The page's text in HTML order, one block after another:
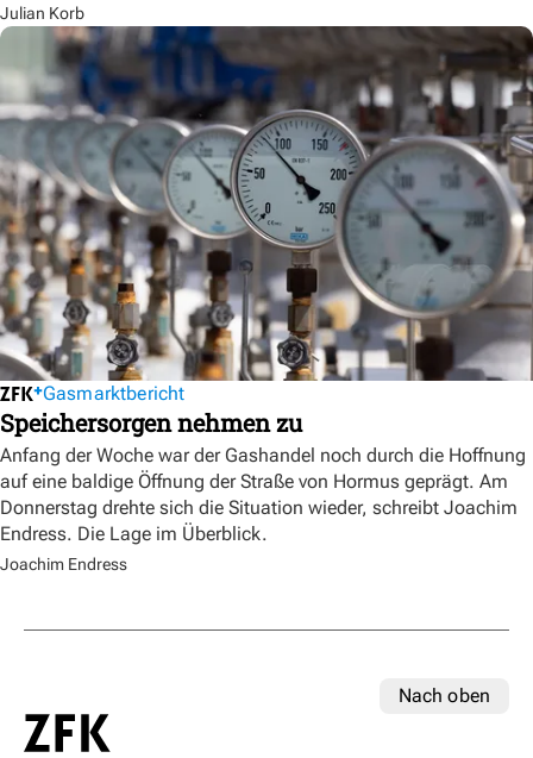
Julian Korb
Gasmarktbericht
Speichersorgen nehmen zu
Anfang der Woche war der Gashandel noch durch die Hoffnung
auf eine baldige Öffnung der Straße von Hormus geprägt. Am
Donnerstag drehte sich die Situation wieder, schreibt Joachim
Endress. Die Lage im Überblick.
Joachim Endress
Nach oben